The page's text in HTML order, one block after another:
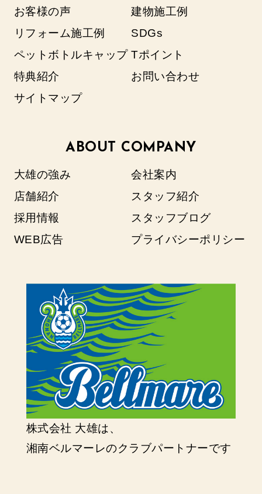
お客様の声
建物施工例
リフォーム施工例
SDGs
ペットボトルキャップ Tポイント
特典紹介
お問い合わせ
サイトマップ
ABOUT COMPANY
大雄の強み
会社案内
店舗紹介
スタッフ紹介
採用情報
スタッフブログ
WEB広告
プライバシーポリシー
株式会社 大雄は、
湘南ベルマーレのクラブパートナーです